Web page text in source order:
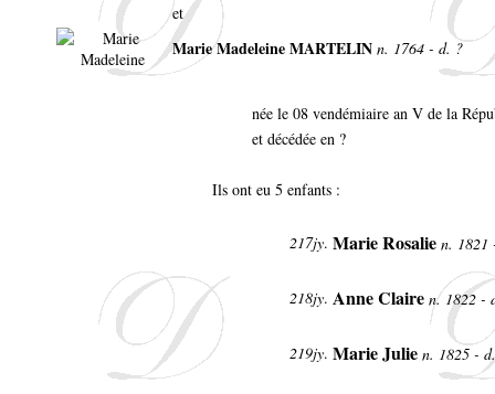
et
Marie Madeleine MARTELIN n. 1764 - d. ?
née le 08 vendémiaire an V de la
et décédée en ?
Ils ont eu 5 enfants :
217jy. Marie Rosalie n.
218jy. Anne Claire n. 1822 -
219jy. Marie Julie n. 1825 -